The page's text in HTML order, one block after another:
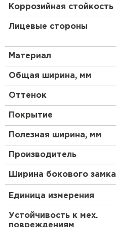
параметров
Полиэстер до 10 лет*.
Кровля защищена от
воздействий, так как
металлочерепицы
учётом металла,
слоя).
Декоративно-
обеспечивает
характеристики.
Вы найдёте
объекта
Металлочерепица
Коррозийная стойкость
Лицевые стороны
Материал
Общая ширина, мм
Оттенок
Покрытие
Полезная ширина, мм
Производитель
Ширина бокового замка
Единица измерения
Устойчивость к мех.
повреждениям